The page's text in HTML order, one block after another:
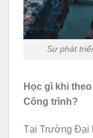
Sự phát
Học gì khi
Công trình?
Tại Trường Đại